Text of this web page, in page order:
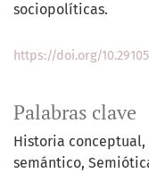
Palabras clave
Historia conceptual
semántico
sociopolíticas.
https://doi.org/